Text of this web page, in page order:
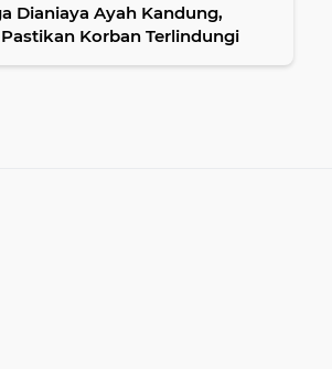
Dianiaya Ayah Kandung,
Korban Terlindungi